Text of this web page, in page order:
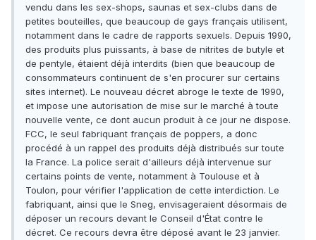
vendu dans les sex-shops, saunas et sex-clubs dans de
petites bouteilles, que beaucoup de gays français utilisent,
notamment dans le cadre de rapports sexuels. Depuis 1990,
des produits plus puissants, à base de nitrites de butyle et
de pentyle, étaient déjà interdits (bien que beaucoup de
consommateurs continuent de s'en procurer sur certains
sites internet). Le nouveau décret abroge le texte de 1990,
et impose une autorisation de mise sur le marché à toute
nouvelle vente, ce dont aucun produit à ce jour ne dispose.
FCC, le seul fabriquant français de poppers, a donc
procédé à un rappel des produits déjà distribués sur toute
la France. La police serait d'ailleurs déjà intervenue sur
certains points de vente, notamment à Toulouse et à
Toulon, pour vérifier l'application de cette interdiction. Le
fabriquant, ainsi que le Sneg, envisageraient désormais de
déposer un recours devant le Conseil d'État contre le
décret. Ce recours devra être déposé avant le 23 janvier.